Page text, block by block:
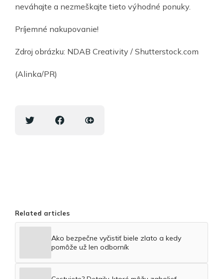
neváhajte a nezmeškajte tieto výhodné ponuky.
Príjemné nakupovanie!
Zdroj obrázku: NDAB Creativity / Shutterstock.com
(Alinka/PR)
Related articles
Ako bezpečne vyčistiť biele zlato a kedy
pomôže už len odborník